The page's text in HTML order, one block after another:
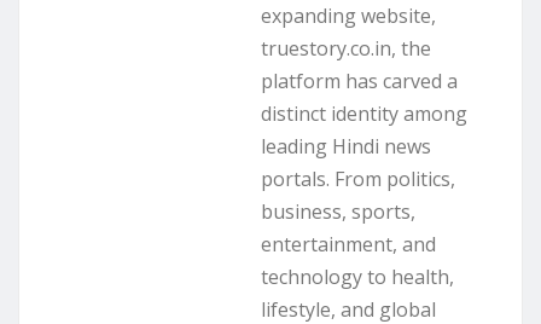
expanding website,
truestory.co.in, the
platform has carved a
distinct identity among
leading Hindi news
portals. From politics,
business, sports,
entertainment, and
technology to health,
lifestyle, and global